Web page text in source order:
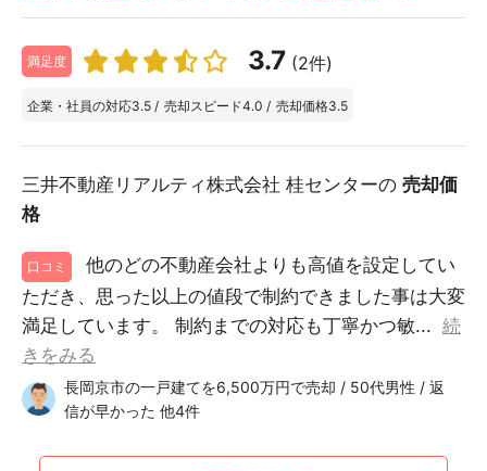
満足度 3.7 (2件)
企業・社員の対応3.5 / 売却スピード4.0 / 売却価格3.5
三井不動産リアルティ株式会社 桂センターの 売却価
格
口コミ
他のどの不動産会社よりも高値を設定してい
ただき、思った以上の値段で制約できました事は大変
満足しています。 制約までの対応も丁寧かつ敏... 続
きをみる
長岡京市の一戸建てを6,500万円で売却 / 50代男性 / 返
信が早かった 他4件